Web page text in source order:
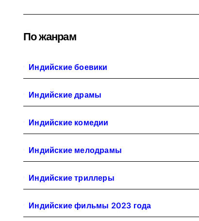
По жанрам
Индийские боевики
Индийские драмы
Индийские комедии
Индийские мелодрамы
Индийские триллеры
Индийские фильмы 2023 года